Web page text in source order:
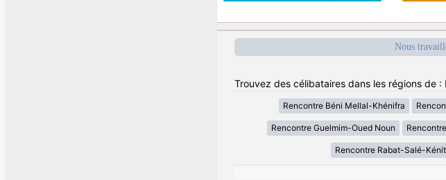
Nous
Trouvez des célibataires dans les régions de :
Rencontre Béni Mellal-Khénifra
Rencontre Guelmim-Oued Noun
Rencontre Rabat-Salé-